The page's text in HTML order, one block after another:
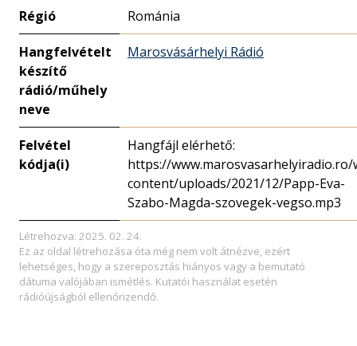
Régió Románia
Hangfelvételt
készítő
rádió/műhely
neve
Marosvásárhelyi Rádió
Felvétel
kódja(i)
Hangfájl elérhető:
https://www.marosvasarhelyiradio.ro/
content/uploads/2021/12/Papp-Eva-
Szabo-Magda-szovegek-vegso.mp3
Létrehozva: 2025. 02. 24.
Ez az oldal létrehozása óta még nem volt átnézve, ezért
lehetséges, hogy a szereposztás hiányos vagy a bemutató
dátuma valójában ismétlés. Kutatói használat esetén
rádióújságból ellenőrizendő.